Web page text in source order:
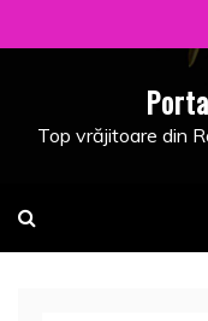
to
Top vrăjitoare din